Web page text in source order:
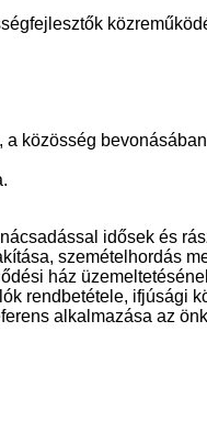
közösség
idősek és
szemételhordás
ház
rendbetétele, ifjúsági
alkalmazása az